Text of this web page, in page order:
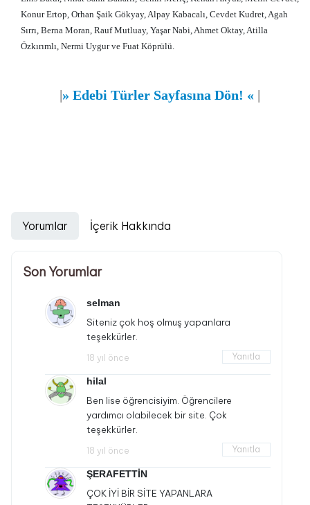
Konur Ertop, Orhan Şaik Gökyay, Alpay Kabacalı, Cevdet Kudret, Agah
Sırrı, Berna Moran, Rauf Mutluay, Yaşar Nabi, Ahmet Oktay, Atilla
Özkırımlı, Nermi Uygur ve Fuat Köprülü.
|» Edebi Türler Sayfasına Dön! « |
Yorumlar İçerik Hakkında
Son Yorumlar
selman
Siteniz çok hoş olmuş yapanlara
teşekkürler.
18 yıl önce Yanıtla
hilal
Ben lise öğrencisiyim. Öğrencilere
yardımcı olabilecek bir site. Çok
teşekkürler.
18 yıl önce Yanıtla
ŞERAFETTİN
ÇOK İYİ BİR SİTE YAPANLARA